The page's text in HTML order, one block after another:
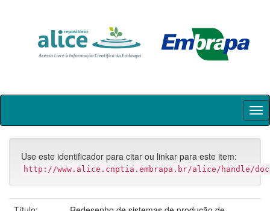
Skip
Use este identificador para citar ou linkar para este item:
http://www.alice.cnptia.embrapa.br/alice/handle/doc/